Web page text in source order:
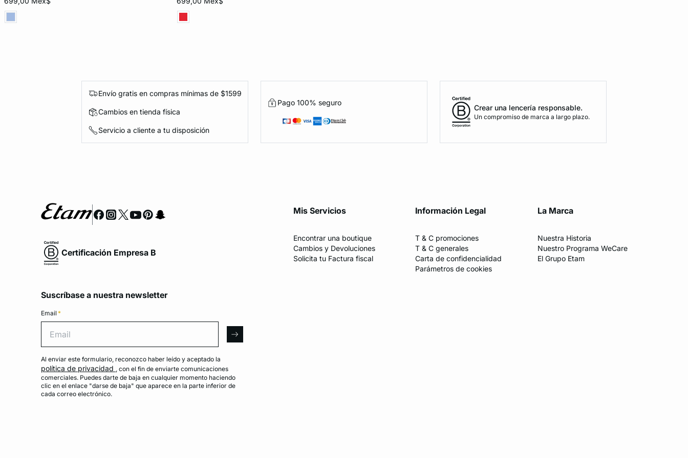
Envío gratis en compras mínimas de $1599
Cambios en tienda física
Servicio a cliente a tu disposición
Pago 100% seguro
Crear una lencería responsable.
Un compromiso de marca a largo plazo.
Certificación Empresa B
Suscríbase a nuestra newsletter
Email *
arrow
Al enviar este formulario, reconozco haber leído y aceptado la
política de privacidad
, con el fin de enviarte comunicaciones
comerciales. Puedes darte de baja en cualquier momento haciendo
clic en el enlace "darse de baja" que aparece en la parte inferior de
cada correo electrónico.
Mis Servicios
Encontrar una boutique
Cambios y Devoluciones
Solicita tu Factura fiscal
Información Legal
T & C promociones
T & C generales
Carta de confidencialidad
Parámetros de cookies
La Marca
Nuestra Historia
Nuestro Programa WeCare
El Grupo Etam